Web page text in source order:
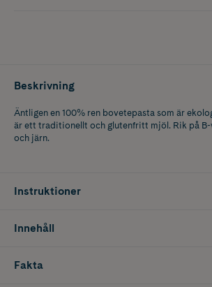
Beskrivning
Äntligen en 100% ren bovetepasta som är
är ett traditionellt och glutenfritt mjöl. Rik på
och järn.
Instruktioner
Innehåll
Fakta